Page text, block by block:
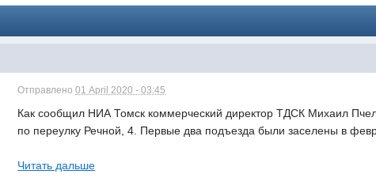
Отправлено01 April 2020 - 03:45
Как сообщил НИА Томск коммерческий директор ТДСК Михаил
по переулку Речной, 4. Первые два подъезда были заселены в
Читать дальше